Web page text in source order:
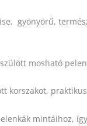
gyönyörű,
mosható
korszakot,
mintáihoz,